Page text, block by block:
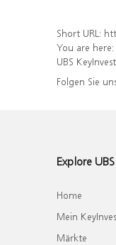
Short URL:
You are here:
UBS
Folgen Sie
Explore
Home
Mein
Märkte